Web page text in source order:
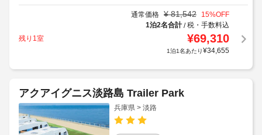
通常価格 ¥ 81,542 15%OFF
1泊2名合計/税・手数料込
残り1室
¥69,310
1泊1名あたり¥34,655
アクアイグニス淡路島 Trailer Park
兵庫県 > 淡路